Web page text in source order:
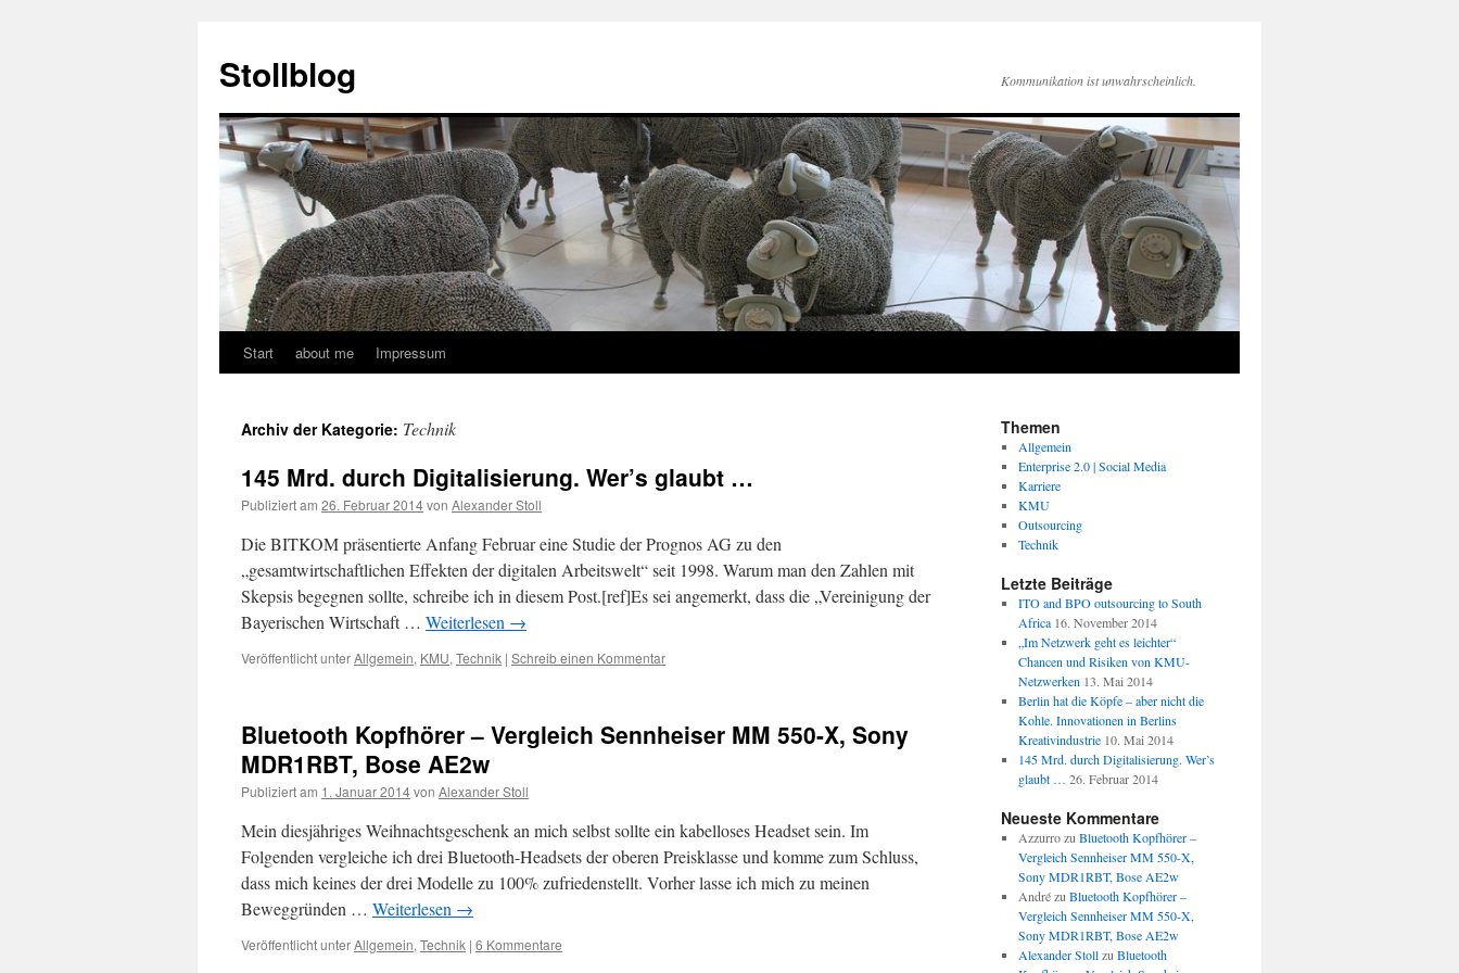
Stollblog Kommunikation ist unwahrscheinlich.
Zum
springen
Start about me Impressum
Archiv der Kategorie: Technik
145 Mrd. durch Digitalisierung. Wer’s glaubt …
Publiziert am 26. Februar 2014von Alexander Stoll
Die BITKOM präsentierte Anfang Februar eine Studie der Prognos AG zu den
„gesamtwirtschaftlichen Effekten der digitalen Arbeitswelt“ seit 1998. Warum man den Zahlen mit
Skepsis begegnen sollte, schreibe ich in diesem Post.[ref]Es sei angemerkt, dass die „Vereinigung der
Bayerischen Wirtschaft … Weiterlesen →
Veröffentlicht unterAllgemein, KMU, Technik | Schreib einen Kommentar
Bluetooth Kopfhörer – Vergleich Sennheiser MM 550-X, Sony
MDR1RBT, Bose AE2w
Publiziert am 1. Januar 2014von Alexander Stoll
Mein diesjähriges Weihnachtsgeschenk an mich selbst sollte ein kabelloses Headset sein. Im
Folgenden vergleiche ich drei Bluetooth-Headsets der oberen Preisklasse und komme zum Schluss,
dass mich keines der drei Modelle zu 100% zufriedenstellt. Vorher lasse ich mich zu meinen
Beweggründen … Weiterlesen →
Veröffentlicht unterAllgemein, Technik | 6 Kommentare
Themen
Allgemein
Enterprise 2.0 | Social Media
Karriere
KMU
Outsourcing
Technik
Letzte Beiträge
ITO and BPO outsourcing to South
Africa 16. November 2014
„Im Netzwerk geht es leichter“
Chancen und Risiken von KMU-
Netzwerken 13. Mai 2014
Berlin hat die Köpfe – aber nicht die
Kohle. Innovationen in Berlins
Kreativindustrie 10. Mai 2014
145 Mrd. durch Digitalisierung. Wer’s
glaubt … 26. Februar 2014
Neueste Kommentare
Azzurrozu Bluetooth Kopfhörer –
Vergleich Sennheiser MM 550-X,
Sony MDR1RBT, Bose AE2w
Andrézu Bluetooth Kopfhörer –
Vergleich Sennheiser MM 550-X,
Sony MDR1RBT, Bose AE2w
Alexander Stollzu Bluetooth